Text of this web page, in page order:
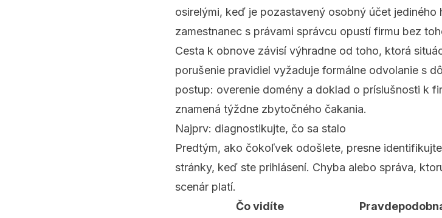
osirelými, keď je pozastavený osobný účet
zamestnanec s právami správcu opustí firmu bez
Cesta k obnove závisí výhradne od toho, ktorá
porušenie pravidiel vyžaduje formálne odvolanie s
postup: overenie domény a doklad o príslušnosti k
znamená týždne zbytočného čakania.
Najprv: diagnostikujte, čo sa stalo
Predtým, ako čokoľvek odošlete, presne
stránky, keď ste prihlásení. Chyba alebo správa,
scenár platí.
Čo vidíte